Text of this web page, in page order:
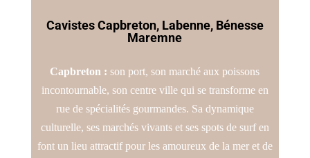
Cavistes Capbreton, Labenne, Bénesse
Maremne
Capbreton : son port, son marché aux poissons
incontournable, son centre ville qui se transforme en
rue de spécialités gourmandes. Sa dynamique
culturelle, ses marchés vivants et ses spots de surf en
font un lieu attractif pour les amoureux de la mer et de